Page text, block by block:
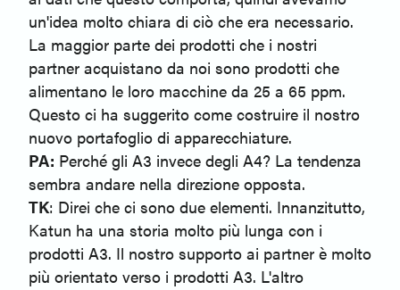
un'idea molto chiara di ciò che era necessario.
La maggior parte dei prodotti che i nostri
partner acquistano da noi sono prodotti che
alimentano le loro macchine da 25 a 65 ppm.
Questo ci ha suggerito come costruire il nostro
nuovo portafoglio di apparecchiature.
PA: Perché gli A3 invece degli A4? La tendenza
sembra andare nella direzione opposta.
TK: Direi che ci sono due elementi. Innanzitutto,
Katun ha una storia molto più lunga con i
prodotti A3. Il nostro supporto ai partner è molto
più orientato verso i prodotti A3. L'altro